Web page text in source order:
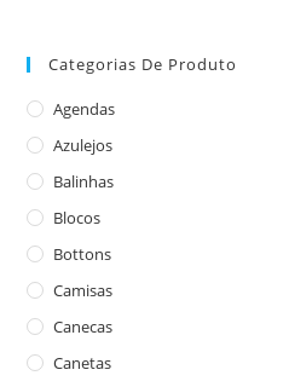
Categorias De Produto
Agendas
Azulejos
Balinhas
Blocos
Bottons
Camisas
Canecas
Canetas